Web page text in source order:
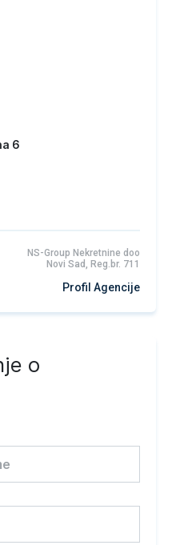
6
NS-Group Nekretnine doo
Novi Sad, Reg.br. 711
Profil Agencije
o